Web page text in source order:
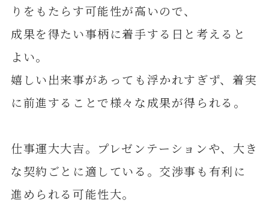
りをもたらす可能性が高いので、
成果を得たい事柄に着手する日と考えると
よい。
嬉しい出来事があっても浮かれすぎず、着実
に前進することで様々な成果が得られる。
仕事運大大吉。プレゼンテーションや、大き
な契約ごとに適している。交渉事も有利に
進められる可能性大。